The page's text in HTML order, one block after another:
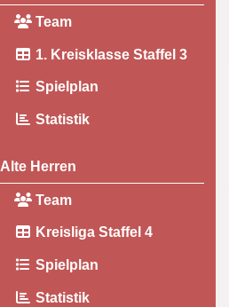
Team
1. Kreisklasse Staffel 3
Spielplan
Statistik
Alte Herren
Team
Kreisliga Staffel 4
Spielplan
Statistik